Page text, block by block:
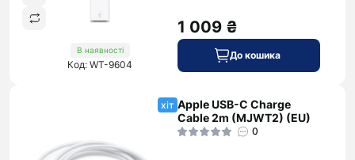
В наявності
Код: WT-9604
1 009 ₴
До кошика
хіт Apple USB-C Charge
Cable 2m (MJWT2) (EU)
0